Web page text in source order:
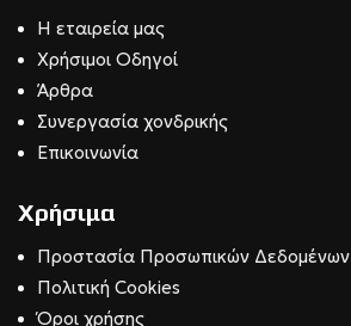
Η εταιρεία μας
Χρήσιμοι Οδηγοί
Άρθρα
Συνεργασία χονδρικής
Επικοινωνία
Χρήσιμα
Προστασία Προσωπικών Δεδομένων
Πολιτική Cookies
Όροι χρήσης